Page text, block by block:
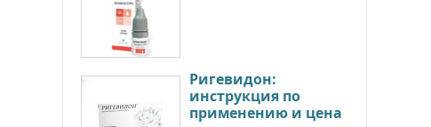
Ригевидон:
инструкция по
применению и цена